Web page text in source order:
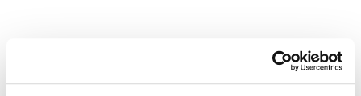
Thomas Prechal